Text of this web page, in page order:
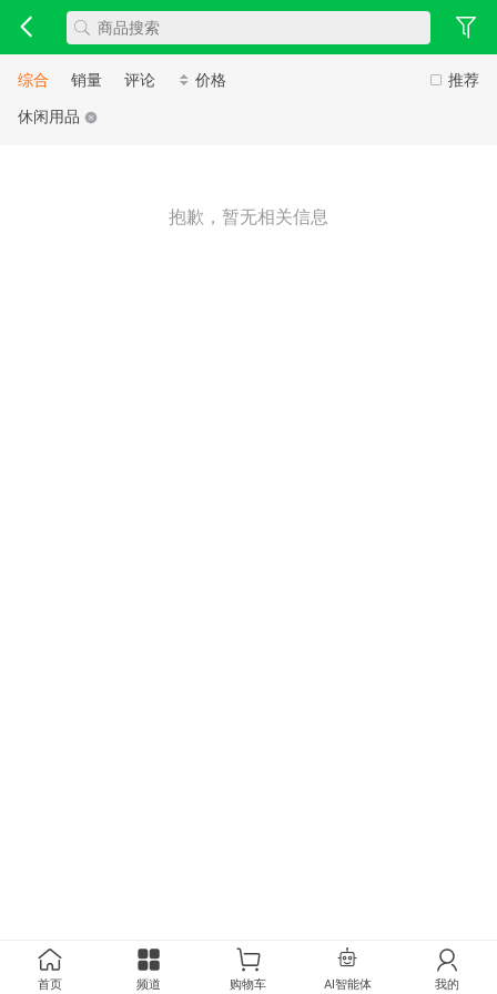
推荐
综合 销量 评论
价格
休闲用品
抱歉，暂无相关信息
首页 频道 购物车 AI智能体 我的